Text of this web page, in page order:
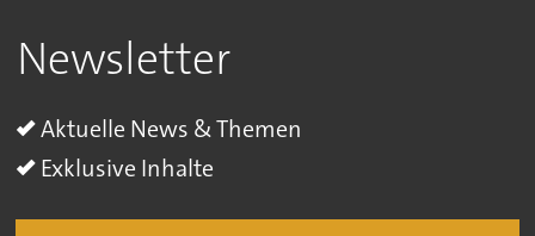
Newsletter
Aktuelle News & Themen
Exklusive Inhalte